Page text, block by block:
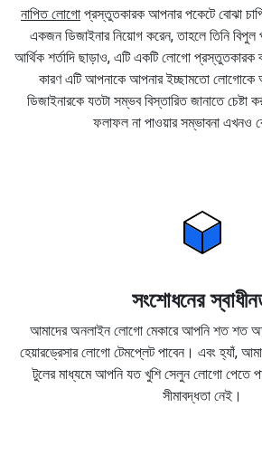
নাপিত লোগো প্রস্তুতকারক আপনার পকেটে বোঝা
একজন ডিজাইনার নিয়োগ করেন, তাহলে তিনি বিপুল
আর্থিক শর্তাদি ছাড়াও, এটি একটি লোগো প্রস্তুতকারক
কারণ এটি আপনাকে আপনার ইচ্ছামতো লোগোকে
ডিজাইনারকে যতটা সম্ভব বিস্তারিত জানাতে চেষ্টা
ফলাফল না পাওয়ার সম্ভাবনা এখনও
সংশোধনের
আমাদের অনলাইন লোগো মেকারে আপনি শত শত
হেয়ারড্রেসার লোগো টেমপ্লেট পাবেন। এবং হ্যাঁ,
টুলের মাধ্যমে আপনি যত খুশি সেলুন লোগো পেতে
সীমাবদ্ধতা নেই।